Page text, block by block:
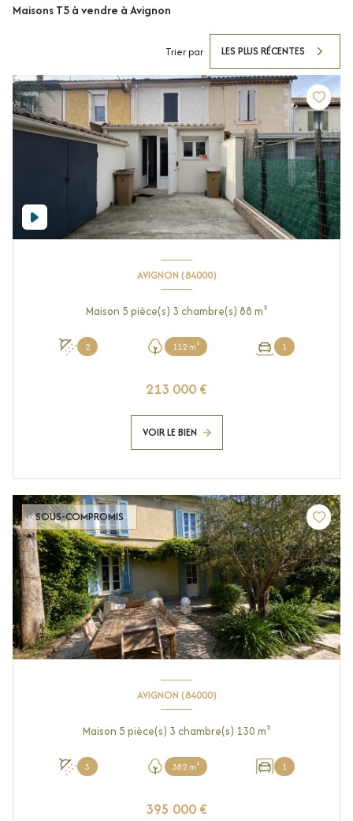
Maisons T5 à vendre à Avignon
Trier par LES PLUS RÉCENTES
AVIGNON (84000)
Maison 5 pièce(s) 3 chambre(s) 88 m²
2 112 m² 1
213 000 €
VOIR LE BIEN
SOUS-COMPROMIS
AVIGNON (84000)
Maison 5 pièce(s) 3 chambre(s) 130 m²
3 382 m² 1
395 000 €